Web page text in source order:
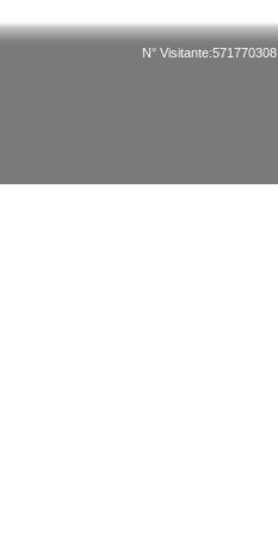
N° Visitante:571770308